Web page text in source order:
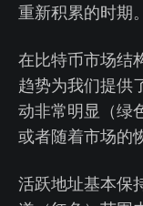
重新积累的时期。
在比特币市场结
趋势为我们提供
动非常明显（绿
或者随着市场的
活跃地址基本保